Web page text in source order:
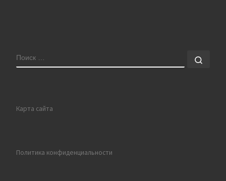
ПОИСК
Карта сайта
Политика конфиденциальности